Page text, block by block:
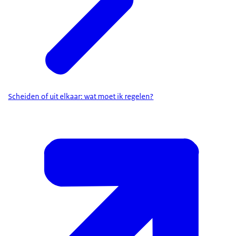
Scheiden of uit elkaar: wat moet ik regelen?